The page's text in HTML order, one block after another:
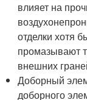
влияет на
отделки хотя
промазывают
внешних
Доборный
доборного